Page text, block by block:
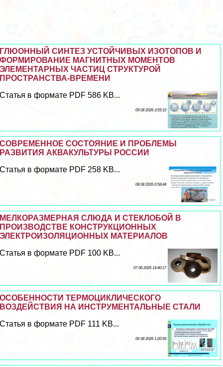
ГЛЮОННЫЙ СИНТЕЗ УСТОЙЧИВЫХ ИЗОТОПОВ И
ФОРМИРОВАНИЕ МАГНИТНЫХ МОМЕНТОВ
ЭЛЕМЕНТАРНЫХ ЧАСТИЦ СТРУКТУРОЙ
ПРОСТРАНСТВА-ВРЕМЕНИ
Статья в формате PDF 586 KB...
09 08 2026 3:55:10
СОВРЕМЕННОЕ СОСТОЯНИЕ И ПРОБЛЕМЫ
РАЗВИТИЯ АКВАКУЛЬТУРЫ РОССИИ
Статья в формате PDF 258 KB...
08 08 2026 0:58:44
МЕЛКОРАЗМЕРНАЯ СЛЮДА И СТЕКЛОБОЙ В
ПРОИЗВОДСТВЕ КОНСТРУКЦИОННЫХ
ЭЛЕКТРОИЗОЛЯЦИОННЫХ МАТЕРИАЛОВ
Статья в формате PDF 100 KB...
07 08 2026 14:40:17
ОСОБЕННОСТИ ТЕРМОЦИКЛИЧЕСКОГО
ВОЗДЕЙСТВИЯ НА ИНСТРУМЕНТАЛЬНЫЕ СТАЛИ
Статья в формате PDF 111 KB...
06 08 2026 1:20:59